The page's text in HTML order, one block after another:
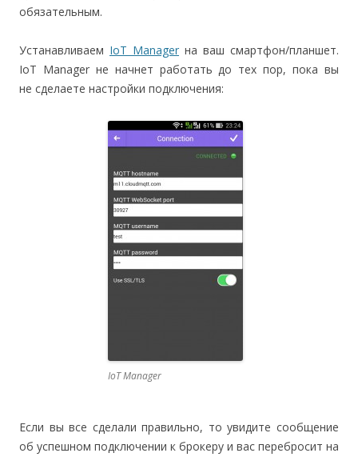
обязательным.
Устанавливаем IoT Manager на ваш смартфон/планшет.
IoT Manager не начнет работать до тех пор, пока вы
не сделаете настройки подключения:
IoT Manager
Если вы все сделали правильно, то увидите сообщение
об успешном подключении к брокеру и вас перебросит на